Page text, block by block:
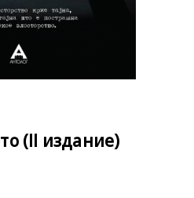
(II издание)